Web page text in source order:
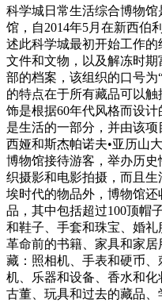
科学城日常生活综合博物
馆，自2014年5月在新西伯
述此科学城最初开始工作
文件和文物，以及解冻时
部的档案，该组织的口号
的特点在于所有藏品可以
饰是根据60年代风格而设
是生活的一部分，并由该
西娅和斯杰帕诺夫•亚历山
博物馆接待游客，举办历
织摄影和电影拍摄，而且
埃时代的物品外，博物馆
品，其中包括超过100顶帽
和鞋子、手套和珠宝、婚礼
革命前的书籍、家具和家
藏：照相机、手表和硬币
机、乐器和设备、香水和
古董、玩具和过去的藏品